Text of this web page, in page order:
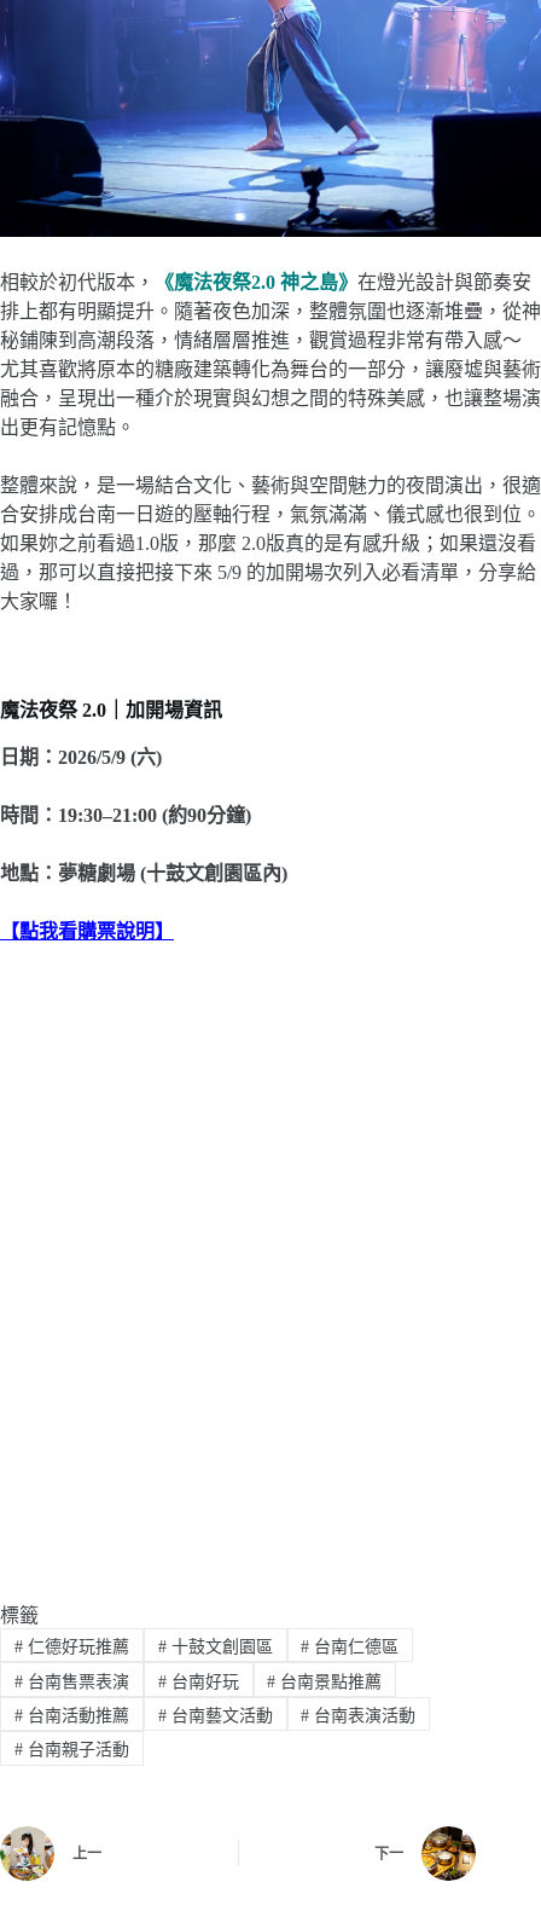
相較於初代版本， 《魔法夜祭2.0 神之島》 在燈光設計與節奏安
排上都有明顯提升。隨著夜色加深，整體氛圍也逐漸堆疊，從神
秘鋪陳到高潮段落，情緒層層推進，觀賞過程非常有帶入感～
尤其喜歡將原本的糖廠建築轉化為舞台的一部分，讓廢墟與藝術
融合，呈現出一種介於現實與幻想之間的特殊美感，也讓整場演
出更有記憶點。
整體來說，是一場結合文化、藝術與空間魅力的夜間演出，很適
合安排成台南一日遊的壓軸行程，氣氛滿滿、儀式感也很到位。
如果妳之前看過1.0版，那麼 2.0版真的是有感升級；如果還沒看
過，那可以直接把接下來 5/9 的加開場次列入必看清單，分享給
大家囉！
魔法夜祭 2.0｜加開場資訊
日期：2026/5/9 (六)
時間：19:30–21:00 (約90分鐘)
地點：夢糖劇場 (十鼓文創園區內)
【點我看購票說明】
標籤
#仁德好玩推薦 #十鼓文創園區 # 台南仁德區
#台南售票表演 #台南好玩 # 台南景點推薦
#台南活動推薦 #台南藝文活動 # 台南表演活動
#台南親子活動
上一 下一